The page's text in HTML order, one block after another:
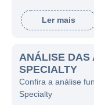
sob medida
de
investimento
diferenciadas
atrativos.
Ler mais
ANÁLISE DAS
SPECIALTY
Confira a análise
Specialty